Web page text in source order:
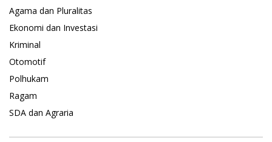
Agama dan Pluralitas
Ekonomi dan Investasi
Kriminal
Otomotif
Polhukam
Ragam
SDA dan Agraria